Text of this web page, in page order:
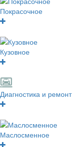
Покрасочное
Кузовное
Диагностика и ремонт
Маслосменное